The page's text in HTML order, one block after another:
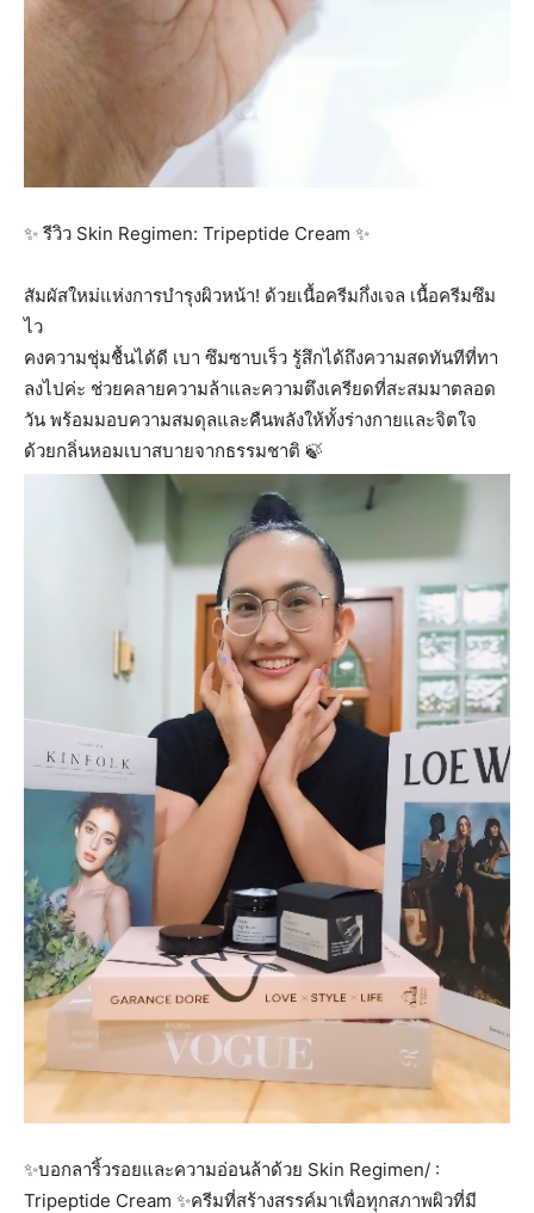
✨ รีวิว Skin Regimen: Tripeptide Cream ✨
สัมผัสใหม่แห่งการบำรุงผิวหน้า! ด้วยเนื้อครีมกึ่งเจล เนื้อครีมซึม
ไว
คงความชุ่มชื้นได้ดี เบา ซึมซาบเร็ว รู้สึกได้ถึงความสดทันทีที่ทา
ลงไปค่ะ ช่วยคลายความล้าและความตึงเครียดที่สะสมมาตลอด
วัน พร้อมมอบความสมดุลและคืนพลังให้ทั้งร่างกายและจิตใจ
ด้วยกลิ่นหอมเบาสบายจากธรรมชาติ 🍃
✨บอกลาริ้วรอยและความอ่อนล้าด้วย Skin Regimen/ :
Tripeptide Cream ✨️ครีมที่สร้างสรรค์มาเพื่อทุกสภาพผิวที่มี